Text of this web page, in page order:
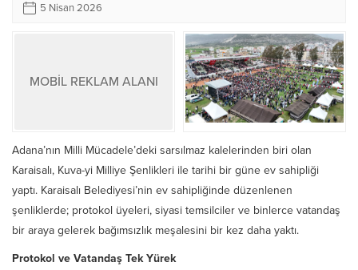
5 Nisan 2026
MOBİL REKLAM ALANI
Adana’nın Milli Mücadele’deki sarsılmaz kalelerinden biri olan
Karaisalı, Kuva-yi Milliye Şenlikleri ile tarihi bir güne ev sahipliği
yaptı. Karaisalı Belediyesi’nin ev sahipliğinde düzenlenen
şenliklerde; protokol üyeleri, siyasi temsilciler ve binlerce vatandaş
bir araya gelerek bağımsızlık meşalesini bir kez daha yaktı.
Protokol ve Vatandaş Tek Yürek